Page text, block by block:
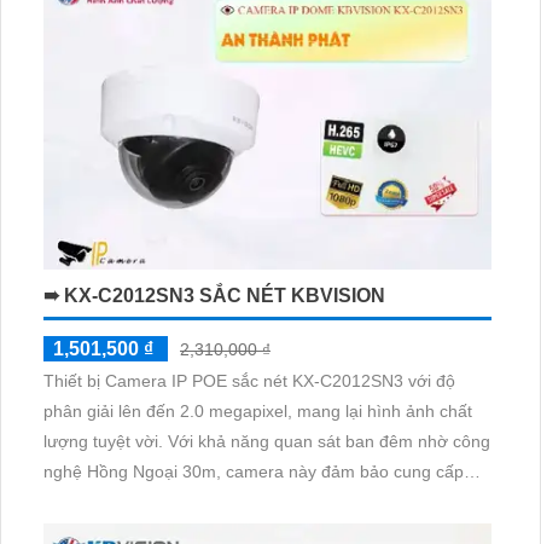
➠ KX-C2012SN3 SẮC NÉT KBVISION
1,501,500 ₫
2,310,000 ₫
Thiết bị Camera IP POE sắc nét KX-C2012SN3 với độ
phân giải lên đến 2.0 megapixel, mang lại hình ảnh chất
lượng tuyệt vời. Với khả năng quan sát ban đêm nhờ công
nghệ Hồng Ngoại 30m, camera này đảm bảo cung cấp
không gây giảm chất lượng hình ảnh